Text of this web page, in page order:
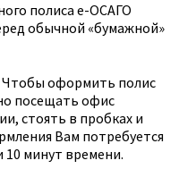
полиса е-ОСАГО
обычной «бумажной»
Чтобы оформить полис
посещать офис
стоять в пробках и
Вам потребуется
10 минут времени.